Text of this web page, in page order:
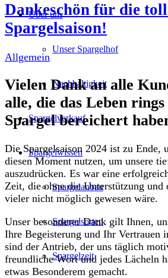
Über uns
Unser Spargelhof
Nachhaltigkeit
Spargelverkauf
Spargelwissen
Spargelanbau
Spargelsorten
Spargelzeit
Dankeschön für die
Spargelsaison!
Allgemein
Vielen Dank an alle
alle, die das Leben
Spargel bereichert
Die Spargelsaison 2024 ist zu Ende,
diesen Moment nutzen, um unsere
auszudrücken. Es war eine
Zeit, die ohne die Unterstützung und
vieler nicht möglich gewesen wäre.
Unser besonderer Dank gilt Ihnen,
Ihre Begeisterung und Ihr Vertrauen
sind der Antrieb, der uns täglich
freundliche Wort und jedes Lächeln
etwas Besonderem gemacht.